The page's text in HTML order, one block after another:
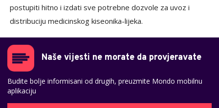
postupiti hitno i izdati sve potrebne dozvole za uvoz i
distribuciju medicinskog kiseonika-lijeka.
Naše vijesti ne morate da provjeravate
Budite bolje informisani od drugih, preuzmite Mondo mobilnu
aplikaciju